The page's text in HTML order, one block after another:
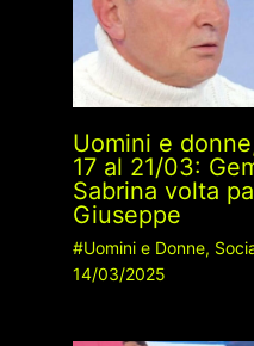
Uomini e
17 al 21/03:
Sabrina volta
Giuseppe
#Uomini e Donne,
14/03/2025